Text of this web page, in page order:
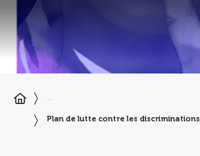
…
Plan de lutte contre les discriminations